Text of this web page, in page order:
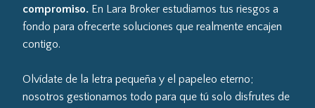
compromiso.En Lara Broker estudiamos tus riesgos a
fondo para ofrecerte soluciones que realmente encajen
contigo.
Olvídate de la letra pequeña y el papeleo eterno;
nosotros gestionamos todo para que tú solo disfrutes de